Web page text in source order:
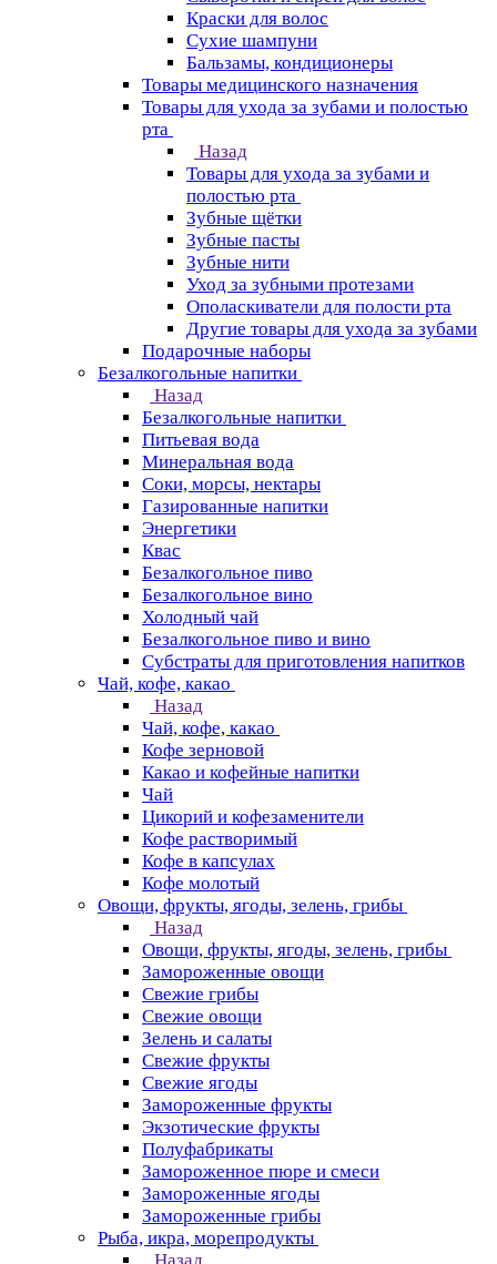
Краски для волос
Сухие шампуни
Бальзамы, кондиционеры
Товары медицинского назначения
Товары для ухода за зубами и полостью
рта
Назад
Товары для ухода за зубами и
полостью рта
Зубные щётки
Зубные пасты
Зубные нити
Уход за зубными протезами
Ополаскиватели для полости рта
Другие товары для ухода за зубами
Подарочные наборы
Безалкогольные напитки
Назад
Безалкогольные напитки
Питьевая вода
Минеральная вода
Соки, морсы, нектары
Газированные напитки
Энергетики
Квас
Безалкогольное пиво
Безалкогольное вино
Холодный чай
Безалкогольное пиво и вино
Субстраты для приготовления напитков
Чай, кофе, какао
Назад
Чай, кофе, какао
Кофе зерновой
Какао и кофейные напитки
Чай
Цикорий и кофезаменители
Кофе растворимый
Кофе в капсулах
Кофе молотый
Овощи, фрукты, ягоды, зелень, грибы
Назад
Овощи, фрукты, ягоды, зелень, грибы
Замороженные овощи
Свежие грибы
Свежие овощи
Зелень и салаты
Свежие фрукты
Свежие ягоды
Замороженные фрукты
Экзотические фрукты
Полуфабрикаты
Замороженное пюре и смеси
Замороженные ягоды
Замороженные грибы
Рыба, икра, морепродукты